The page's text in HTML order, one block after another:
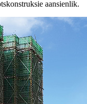
aansienlik.